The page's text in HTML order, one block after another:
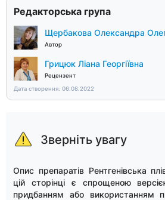
Редакторська група
Щербакова Олександра
Автор
Грицюк Ліана Георгіївна
Рецензент
Дата створення: 06.08.2022
Зверніть увагу
Опис препаратів Рентгенівська
цій сторінці є спрощеною
придбанням або використанням